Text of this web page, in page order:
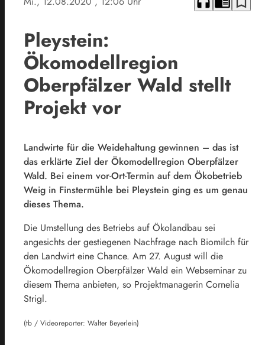
Pleystein:
Ökomodellregion
Oberpfälzer Wald stellt
Projekt vor
Landwirte für die Weidehaltung gewinnen – das ist
das erklärte Ziel der Ökomodellregion Oberpfälzer
Wald. Bei einem vor-Ort-Termin auf dem Ökobetrieb
Weig in Finstermühle bei Pleystein ging es um genau
dieses Thema.
Die Umstellung des Betriebs auf Ökolandbau sei
angesichts der gestiegenen Nachfrage nach Biomilch für
den Landwirt eine Chance. Am 27. August will die
Ökomodellregion Oberpfälzer Wald ein Webseminar zu
diesem Thema anbieten, so Projektmanagerin Cornelia
Strigl.
(tb / Videoreporter: Walter Beyerlein)